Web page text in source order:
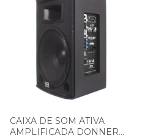
CAIXA DE SOM ATIVA
AMPLIFICADA DONNER